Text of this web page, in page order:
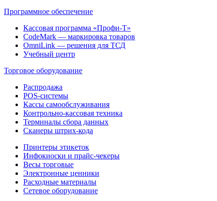
Программное обеспечение
Кассовая программа «Профи-Т»
CodeMark — маркировка товаров
OmniLink — решения для ТСД
Учебный центр
Торговое оборудование
Распродажа
POS-системы
Кассы самообслуживания
Контрольно-кассовая техника
Терминалы сбора данных
Сканеры штрих-кода
Принтеры этикеток
Инфокиоски и прайс-чекеры
Весы торговые
Электронные ценники
Расходные материалы
Сетевое оборудование